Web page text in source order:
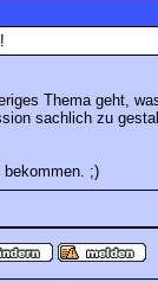
Thema geht,
sachlich zu
bekommen. ;)